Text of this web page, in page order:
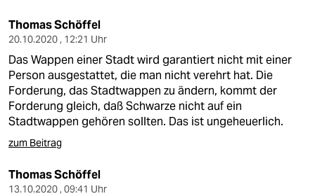
Thomas Schöffel
20.10.2020 , 12:21 Uhr
Das Wappen einer Stadt wird garantiert nicht mit einer
Person ausgestattet, die man nicht verehrt hat. Die
Forderung, das Stadtwappen zu ändern, kommt der
Forderung gleich, daß Schwarze nicht auf ein
Stadtwappen gehören sollten. Das ist ungeheuerlich.
zum Beitrag
Thomas Schöffel
13.10.2020 , 09:41 Uhr